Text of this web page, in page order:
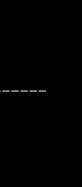
ーーーー